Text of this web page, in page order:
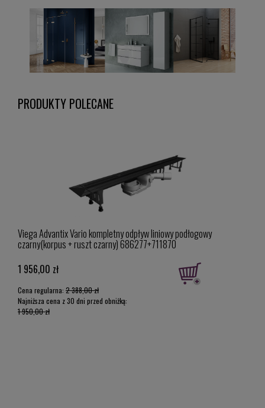
PRODUKTY POLECANE
Viega Advantix Vario kompletny odpływ liniowy podłogowy
czarny(korpus + ruszt czarny) 686277+711870
1 956,00 zł
Cena regularna: 2 388,00 zł
Najniższa cena z 30 dni przed obniżką:
1 950,00 zł